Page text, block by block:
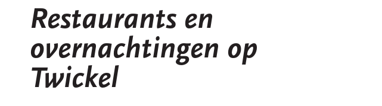
Restaurants en
overnachtingen op
Twickel